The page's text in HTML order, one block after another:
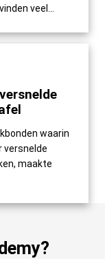
veel...
waarin
versnelde
maakte